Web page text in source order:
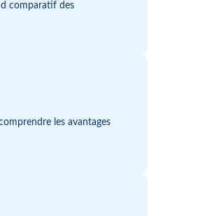
comparatif des
les avantages